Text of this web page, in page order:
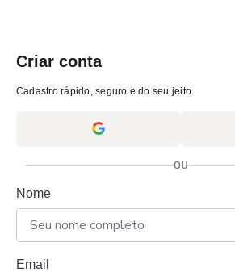
Criar conta
Cadastro rápido, seguro e do seu jeito.
ou
Nome
Email